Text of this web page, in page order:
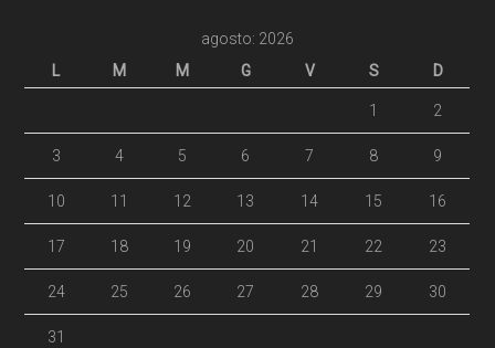
agosto: 2026
L
M M G V S D
1 2
3 4 5 6 7 8 9
10 11 12 13 14 15 16
17 18 19 20 21 22 23
24 25 26 27 28 29 30
31